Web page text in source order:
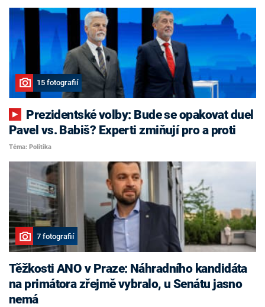
15 fotografií
Pavel vs. Babiš? Experti zmiňují pro a proti
Téma: Politika
7 fotografií
Těžkosti ANO v Praze: Náhradního kandidáta
na primátora zřejmě vybralo, u Senátu jasno
nemá